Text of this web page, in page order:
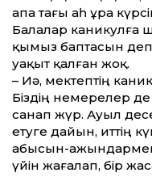
апа тағы аһ ұра
Балалар каникулға
қымыз баптасын деп
уақыт қалған жоқ.
– Иә, мектептің
Біздің немерелер
санап жүр. Ауыл
етуге дайын, иттің
абысын-
үйін жағалап, бір